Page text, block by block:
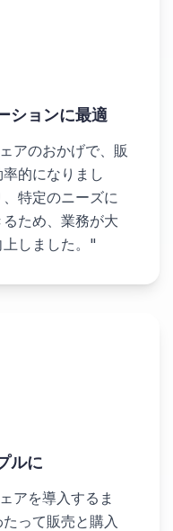
ションに最適
アのおかげで、販
的になりまし
特定のニーズに
ため、業務が大
しました。 "
ルに
アを導入するま
って販売と購入